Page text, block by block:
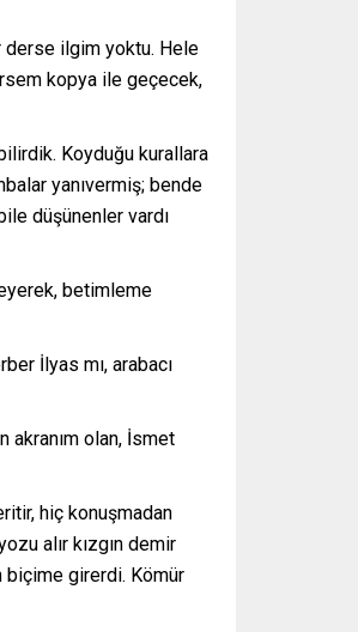
derse ilgim yoktu. Hele
kopya ile geçecek,
Koyduğu kurallara
yanıvermiş; bende
düşünenler vardı
betimleme
İlyas mı, arabacı
akranım olan, İsmet
hiç konuşmadan
alır kızgın demir
biçime girerdi. Kömür